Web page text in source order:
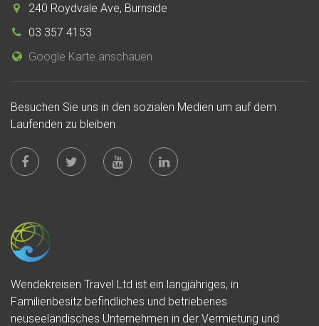
240 Roydvale Ave, Burnside
03 357 4153
Google Karte anschauen
Besuchen Sie uns in den sozialen Medien um auf dem
Laufenden zu bleiben
Wendekreisen Travel Ltd ist ein langjähriges, in
Familienbesitz befindliches und betriebenes
neuseeländisches Unternehmen in der Vermietung und